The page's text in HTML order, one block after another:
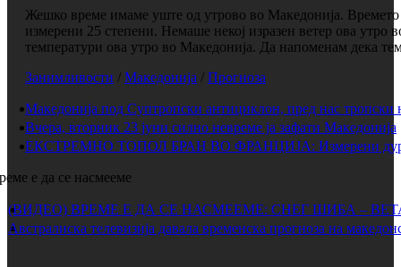
Жешко време имаме уште од утрово во Македонија. Времето
измерени 25 степени. Немаше некој изразен ветер ова
температури ова утро во Македонија. Да напоменам дека
Занимливости / Македонија / Прогноза
Македонија под Суптропски антициклон, пред нас тропски
Вчера, вторник 23 јуни силно невреме ја зафати Македонија
ЕКСТРЕМНО ТОПОЛ БРАН ВО ФРАНЦИЈА: Измерени дури
е да се насмееме
(ВИДЕО) ВРЕМЕ Е ДА СЕ НАСМЕЕМЕ: СНЕГ ШИБА –
Австралиска телевизија давала временска прогноза на